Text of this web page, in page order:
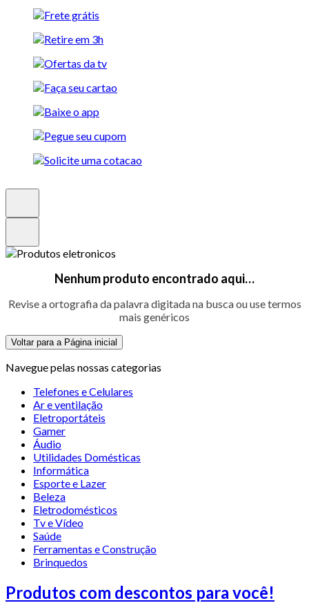
Nenhum produto encontrado aqui…
Revise a ortografia da palavra digitada na busca ou use termos
mais genéricos
Voltar para a Página inicial
Navegue pelas nossas categorias
Telefones e Celulares
Ar e ventilação
Eletroportáteis
Gamer
Áudio
Utilidades Domésticas
Informática
Esporte e Lazer
Beleza
Eletrodomésticos
Tv e Vídeo
Saúde
Ferramentas e Construção
Brinquedos
Produtos com descontos para você!